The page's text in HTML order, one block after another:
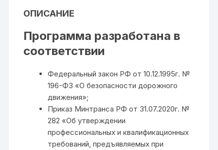
ОПИСАНИЕ
Программа разработана в
соответствии
Федеральный закон РФ от 10.12.1995г. №
196-ФЗ «О безопасности дорожного
движения»;
Приказ Минтранса РФ от 31.07.2020г. №
282 «Об утверждении
профессиональных и квалификационных
требований, предъявляемых при